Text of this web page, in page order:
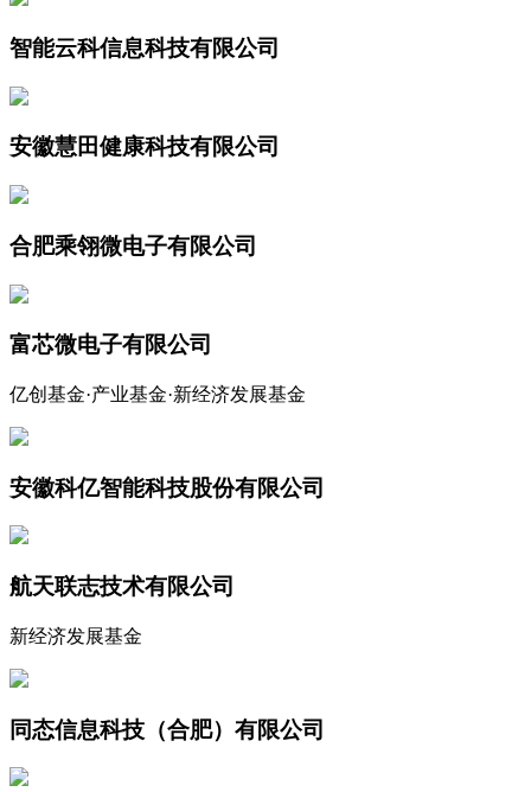
智能云科信息科技有限公司
安徽慧田健康科技有限公司
合肥乘翎微电子有限公司
富芯微电子有限公司
亿创基金·产业基金·新经济发展基金
安徽科亿智能科技股份有限公司
航天联志技术有限公司
新经济发展基金
同态信息科技（合肥）有限公司